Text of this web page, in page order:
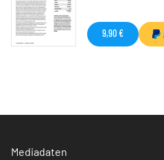
9,90 €
Mediadaten